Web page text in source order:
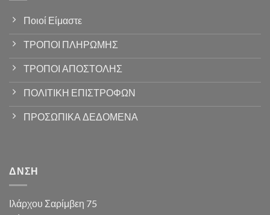
Ποιοί Είμαστε
ΤΡΟΠΟΙ ΠΛΗΡΩΜΗΣ
ΤΡΟΠΟΙ ΑΠΟΣΤΟΛΗΣ
ΠΟΛΙΤΙΚΗ ΕΠΙΣΤΡΟΦΩΝ
ΠΡΟΣΩΠΙΚΑ ΔΕΔΟΜΕΝΑ
ΔΝΣΗ
Ιλάρχου Σαρίμβεη 75